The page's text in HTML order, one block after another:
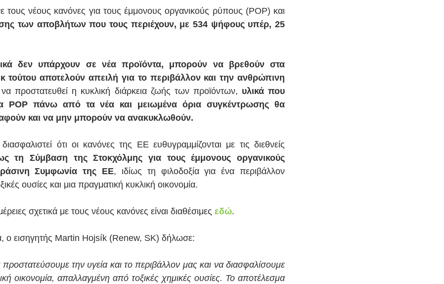
των αποβλήτων που τους περιέχουν, με 534 ψήφους υπέρ, 25
δεν υπάρχουν σε νέα προϊόντα, μπορούν να βρεθούν στα
τούτου αποτελούν απειλή για το περιβάλλον και την ανθρώπινη
προστατευθεί η κυκλική διάρκεια ζωής των προϊόντων, υλικά που
POP πάνω από τα νέα και μειωμένα όρια συγκέντρωσης θα
και να μην μπορούν να ανακυκλωθούν.
ότι οι κανόνες της ΕΕ ευθυγραμμίζονται με τις διεθνείς
τη Σύμβαση της Στοκχόλμης για τους έμμονους οργανικούς
Συμφωνία της ΕΕ, ιδίως τη φιλοδοξία για ένα περιβάλλον
ουσίες και μια πραγματική κυκλική οικονομία.
σχετικά με τους νέους κανόνες είναι διαθέσιμες εδώ.
ο εισηγητής Martin Hojsík (Renew, SK) δήλωσε:
προστατεύσουμε την υγεία και το περιβάλλον μας και να διασφαλίσουμε
οικονομία, απαλλαγμένη από τοξικές χημικές ουσίες. Το αποτέλεσμα